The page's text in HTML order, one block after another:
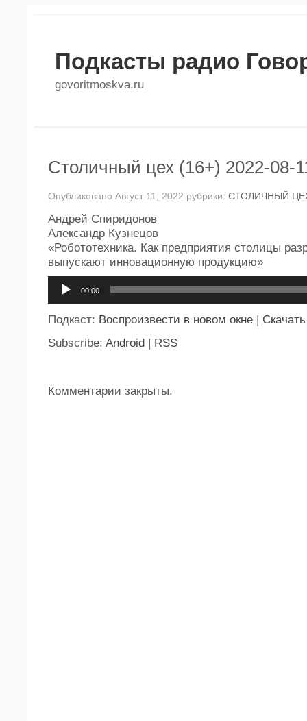
Подкасты радио
govoritmoskva.ru
Столичный цех (16+) 2022-08-
Опубликовано Август 11, 2022 рубрики: СТОЛИЧНЫЙ
Андрей Спиридонов
Александр Кузнецов
«Робототехника. Как предприятия столицы
выпускают инновационную продукцию»
00:00
Подкаст: Воспроизвести в новом окне | Скачать
Subscribe: Android | RSS
Комментарии закрыты.